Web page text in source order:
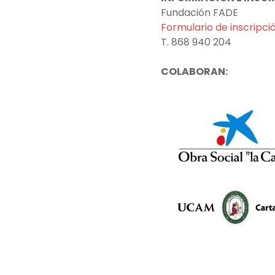
Fundación FADE
Formulario de
T. 868 940 204
COLABORAN: